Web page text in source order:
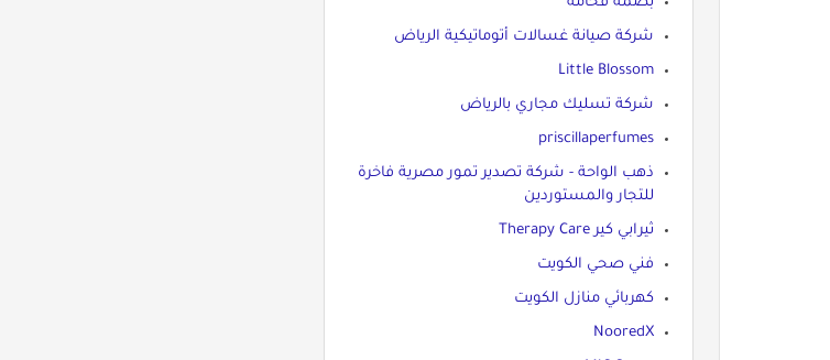
شركة صيانة غسالات أتوماتيكية الرياض
Little Blossom
شركة تسليك مجاري بالرياض
priscillaperfumes
ذهب الواحة - شركة تصدير تمور مصرية فاخرة
للتجار والمستوردين
ثيرابي كير Therapy Care
فني صحي الكويت
كهربائي منازل الكويت
NooredX